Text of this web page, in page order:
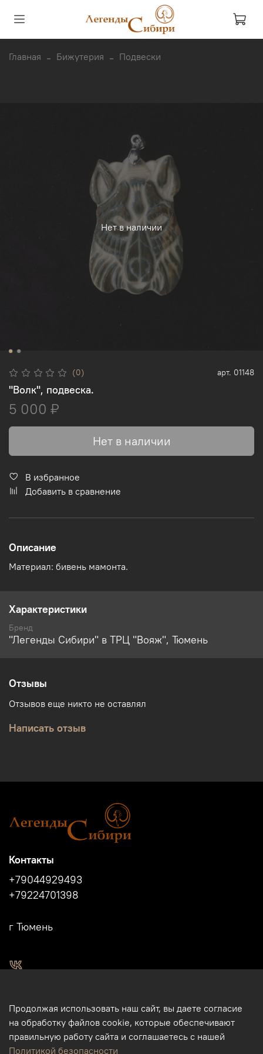
Главная Бижутерия Подвески
Нет в наличии
(0) арт. 01148
"Волк", подвеска.
5 000 ₽
Нет в наличии
В избранное
Добавить в сравнение
Описание
Материал: бивень мамонта.
Характеристики
Бренд
"Легенды Сибири" в ТРЦ "Вояж", Тюмень
Отзывы
Отзывов еще никто не оставлял
Написать отзыв
Контакты
+79044929493
+79224701398
г Тюмень
Магазин подарков и сувениров в Тюмени. Тюменские
сувениры. Подарки и сувениры из кости, бивня мамонта в
Тюмени. Бизнес-сувениры. Корпоративные подарки.
Продолжая использовать наш сайт, вы даете согласие
на обработку файлов cookie, которые обеспечивают
правильную работу сайта и соглашаетесь с нашей
Политикой безопасности